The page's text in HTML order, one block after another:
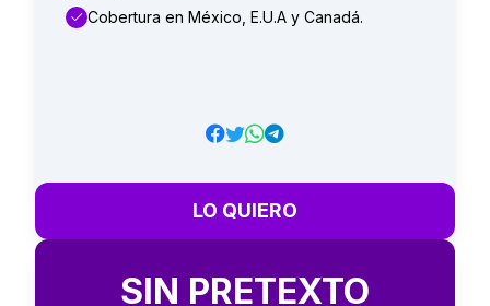
Cobertura en México, E.U.A y Canadá.
LO QUIERO
SIN PRETEXTO